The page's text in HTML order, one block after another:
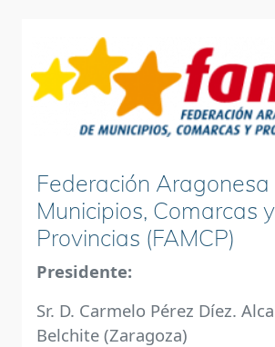
Federación Aragonesa
Municipios, Comarcas y
Provincias (FAMCP)
Presidente:
Sr. D. Carmelo Pérez Díez.
Belchite (Zaragoza)